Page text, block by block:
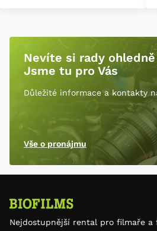
Nevíte si rady
Jsme tu pro Vás
Důležité informace a kontakty
Vše o pronájmu
Nejdostupnější rental pro filmaře a